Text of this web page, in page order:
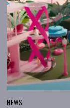
NEWS